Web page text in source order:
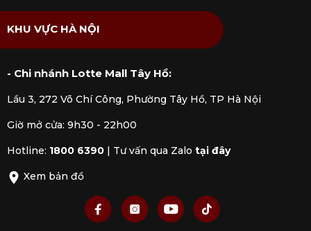
KHU VỰC HÀ NỘI
- Chi nhánh Lotte Mall Tây Hồ:
Lầu 3, 272 Võ Chí Công, Phường Tây Hồ, TP Hà Nội
Giờ mở cửa: 9h30 - 22h00
Hotline: 1800 6390 Tư vấn qua Zalo tại đây
Xem bản đồ